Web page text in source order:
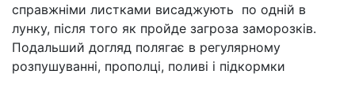
справжніми листками висаджують по одній в
лунку, після того як пройде загроза заморозків.
Подальший догляд полягає в регулярному
розпушуванні, прополці, поливі і підкормки